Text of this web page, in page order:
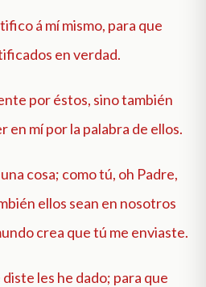
á mí mismo, para que
en verdad.
por éstos, sino también
en mí por la palabra de ellos.
cosa; como tú, oh Padre,
ellos sean en nosotros
crea que tú me enviaste.
les he dado; para que